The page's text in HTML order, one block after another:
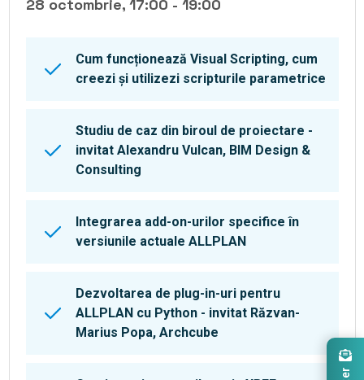
28 octombrie, 17:00 - 19:00
Cum funcționează Visual Scripting, cum
creezi și utilizezi scripturile parametrice
Studiu de caz din biroul de proiectare -
invitat Alexandru Vulcan, BIM Design &
Consulting
Integrarea add-on-urilor specifice în
versiunile actuale ALLPLAN
Dezvoltarea de plug-in-uri pentru
ALLPLAN cu Python - invitat Răzvan-
Marius Popa, Archcube